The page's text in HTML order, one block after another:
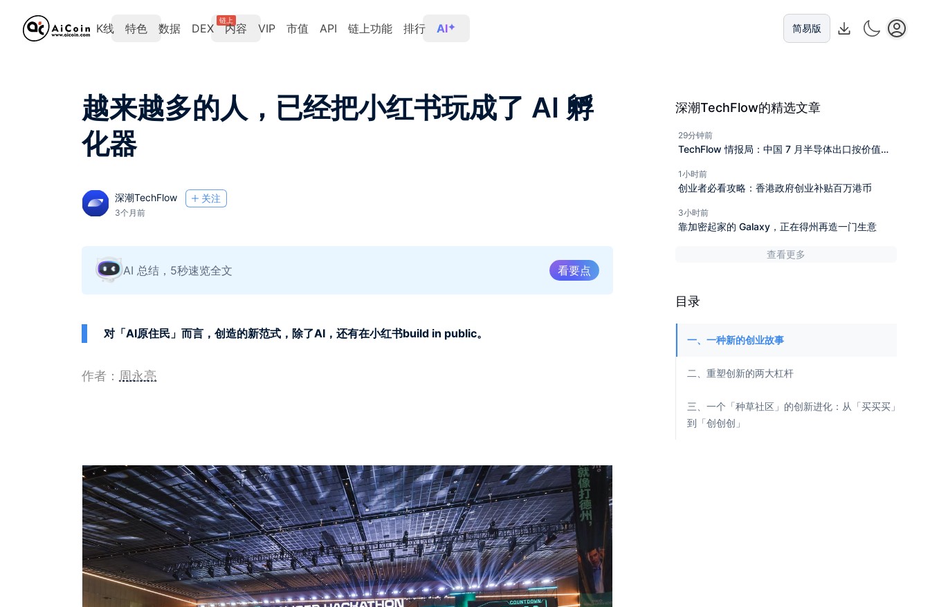
K线 特色 数据 DEX
链上
内容 VIP 市值 API 链上功能 排行 AI 简易版
越来越多的人，已经把小红书玩成了 AI 孵
化器
深潮TechFlow 关注
3个月前
AI 总结，5秒速览全文 看要点
对「AI原住民」而言，创造的新范式，除了AI，还有在小红书build in public。
作者： 周永亮
深潮TechFlow的精选文章
29分钟前
TechFlow 情报局：中国 7 月半导体出口按价值计
用户全面开放
1小时前
创业者必看攻略：香港政府创业补贴百万港币
3小时前
靠加密起家的 Galaxy，正在得州再造一门生意
查看更多
目录
一、一种新的创业故事
二、重塑创新的两大杠杆
三、一个「种草社区」的创新进化：从「买买买」
到「创创创」